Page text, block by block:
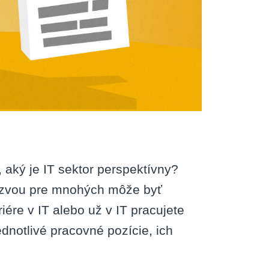
je IT sektor perspektívny?
pre mnohých môže byť
v IT alebo už v IT pracujete
pracovné pozície, ich